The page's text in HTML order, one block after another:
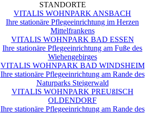
STANDORTE
VITALIS WOHNPARK ANSBACH
Ihre stationäre Pflegeeinrichtung im Herzen
Mittelfrankens
VITALIS WOHNPARK BAD ESSEN
Ihre stationäre Pflegeeinrichtung am Fuße des
Wiehengebirges
VITALIS WOHNPARK BAD WINDSHEIM
Ihre stationäre Pflegeeinrichtung am Rande des
Naturparks Steigerwald
VITALIS WOHNPARK PREUßISCH
OLDENDORF
Ihre stationäre Pflegeeinrichtung am Rande des